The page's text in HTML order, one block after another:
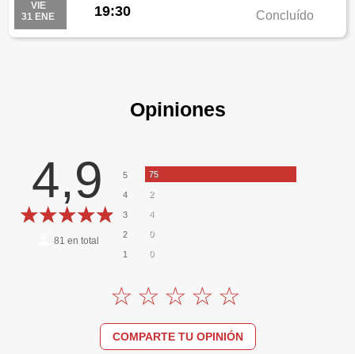
VIE
31 ENE
19:30 Concluído
Opiniones
4,9
81 en total
5 75
4 2
3 4
2 0
1 0
COMPARTE TU OPINIÓN